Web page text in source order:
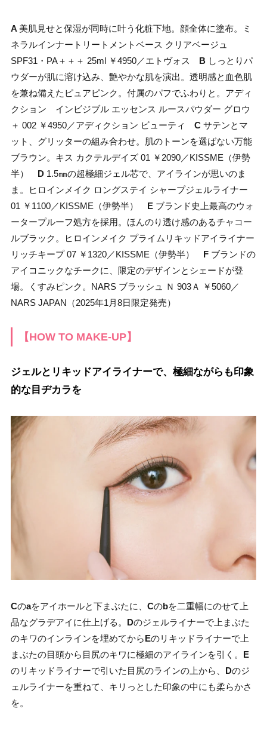
A 美肌見せと保湿が同時に叶う化粧下地。顔全体に塗布。ミ
ネラルインナートリートメントベース クリアベージュ
SPF31・PA＋＋＋ 25ml ￥4950／エトヴォス B しっとりパ
ウダーが肌に溶け込み、艶やかな肌を演出。透明感と血色肌
を兼ね備えたピュアピンク。付属のパフでふわりと。アディ
クション インビジブル エッセンス ルースパウダー グロウ
＋ 002 ￥4950／アディクション ビューティ C サテンとマ
ット、グリッターの組み合わせ。肌のトーンを選ばない万能
ブラウン。キス カクテルデイズ 01 ￥2090／KISSME（伊勢
半） D 1.5㎜の超極細ジェル芯で、アイラインが思いのま
ま。ヒロインメイク ロングステイ シャープジェルライナー
01 ￥1100／KISSME（伊勢半） E ブランド史上最高のウォ
ータープルーフ処方を採用。ほんのり透け感のあるチャコー
ルブラック。ヒロインメイク プライムリキッドアイライナー
リッチキープ 07 ￥1320／KISSME（伊勢半） F ブランドの
アイコニックなチークに、限定のデザインとシェードが登
場。くすみピンク。NARS ブラッシュ Ｎ 903Ａ ￥5060／
NARS JAPAN（2025年1月8日限定発売）
【HOW TO MAKE-UP】
ジェルとリキッドアイライナーで、極細ながらも印象
的な目ヂカラを
Cのaをアイホールと下まぶたに、 Cのbを二重幅にのせて上
品なグラデアイに仕上げる。 Dのジェルライナーで上まぶた
のキワのインラインを埋めてからEのリキッドライナーで上
まぶたの目頭から目尻のキワに極細のアイラインを引く。 E
のリキッドライナーで引いた目尻のラインの上から、 Dのジ
ェルライナーを重ねて、キリっとした印象の中にも柔らかさ
を。